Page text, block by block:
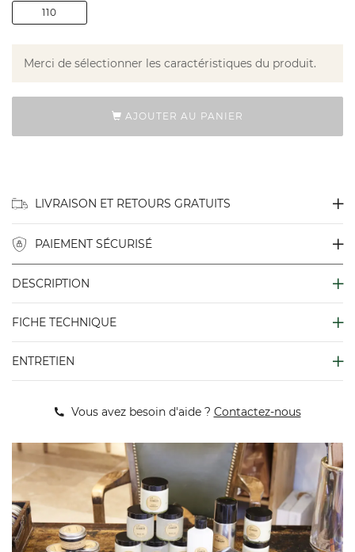
110
Merci de sélectionner les caractéristiques du produit.
AJOUTER AU PANIER
LIVRAISON ET RETOURS GRATUITS
PAIEMENT SÉCURISÉ
DESCRIPTION
FICHE TECHNIQUE
ENTRETIEN
Vous avez besoin d'aide ? Contactez-nous